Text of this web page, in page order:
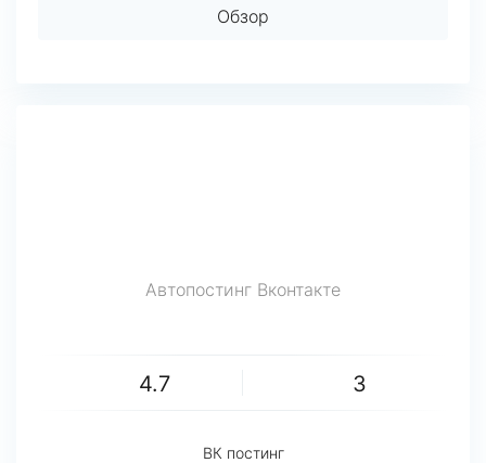
Обзор
Автопостинг Вконтакте
4.7 3
ВК постинг